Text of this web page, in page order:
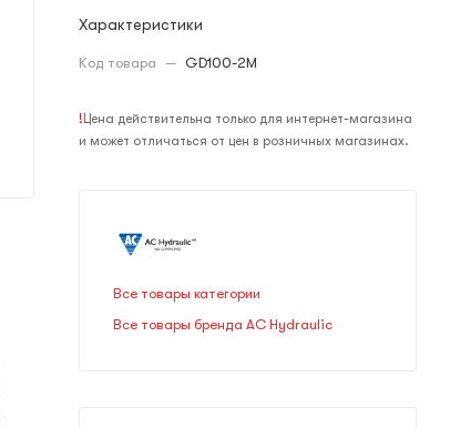
Характеристики
Код товара — GD100-2M
! Цена действительна только для интернет-магазина
и может отличаться от цен в розничных магазинах.
Все товары категории
Все товары бренда AC Hydraulic